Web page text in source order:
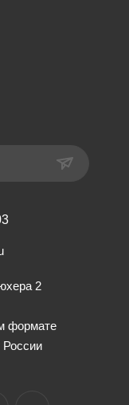
2
формате
России